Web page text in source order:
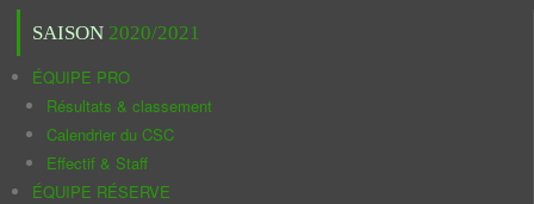
SAISON 2020/2021
ÉQUIPE PRO
Résultats & classement
Calendrier du CSC
Effectif & Staff
ÉQUIPE RÉSERVE